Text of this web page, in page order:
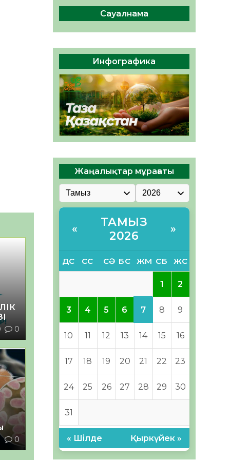
0
0
таныстырылымы өтті
Қазақстандықтардың 72,3%-
ы жаңа Құрылтай үшін дауыс
беруге дайын
05.08.2026
34 0
Сауалнама
Инфографика
Жаңалықтар мұрағаты
«
ТАМЫЗ
2026
»
ДС СС СӘ БС ЖМ СБ ЖС
1 2
3 4 5 6 7 8 9
10 11 12 13 14 15 16
17 18 19 20 21 22 23
24 25 26 27 28 29 30
31
« Шілде Қыркүйек »